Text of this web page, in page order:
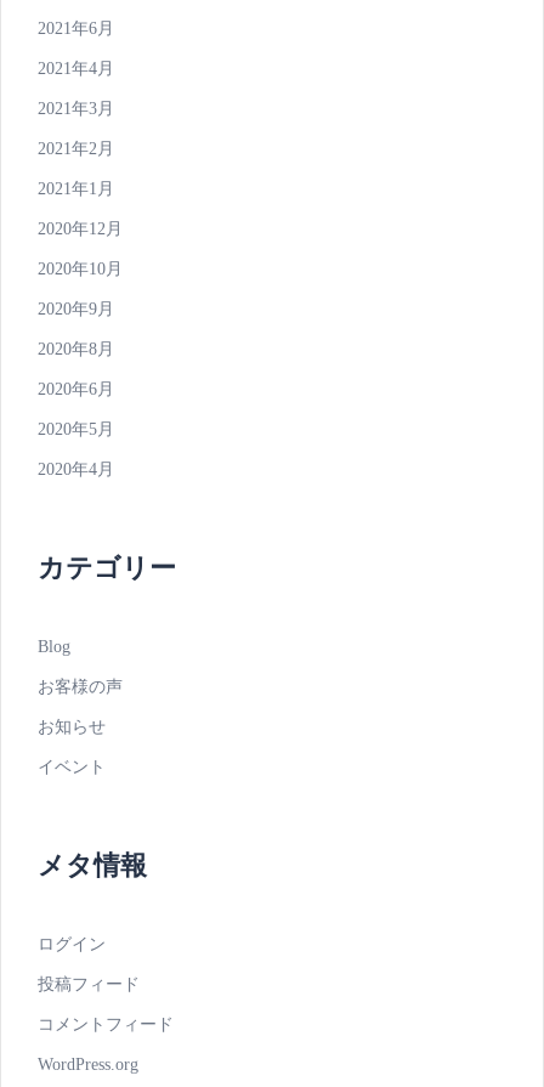
2021年6月
2021年4月
2021年3月
2021年2月
2021年1月
2020年12月
2020年10月
2020年9月
2020年8月
2020年6月
2020年5月
2020年4月
カテゴリー
Blog
お客様の声
お知らせ
イベント
メタ情報
ログイン
投稿フィード
コメントフィード
WordPress.org